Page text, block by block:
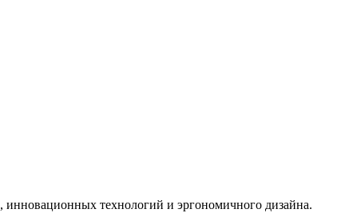
, инновационных технологий и эргономичного дизайна.